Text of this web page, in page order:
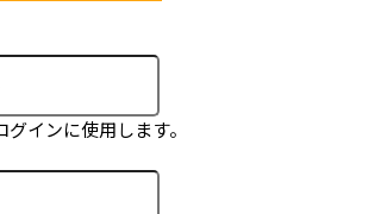
インに使用します。